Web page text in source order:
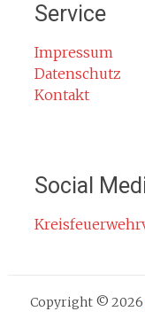
Rauchmelder
Rettungsgasse
Gefahr durch
Cookie-Hinweis
Atemschutz
Service
Impressum
Datenschutz
Kontakt
Social
Copyright © 2026